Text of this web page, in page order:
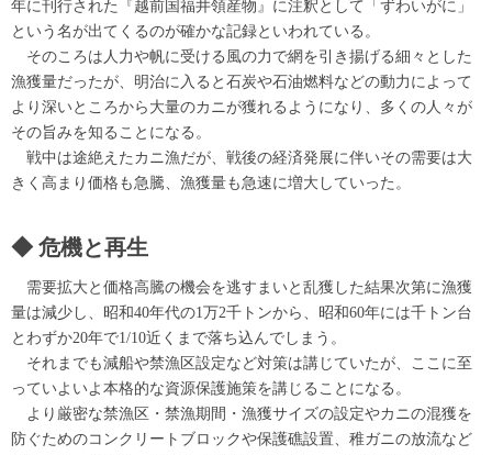
年に刊行された『越前国福井領産物』に注釈として「ずわいがに」
という名が出てくるのが確かな記録といわれている。
そのころは人力や帆に受ける風の力で網を引き揚げる細々とした
漁獲量だったが、明治に入ると石炭や石油燃料などの動力によって
より深いところから大量のカニが獲れるようになり、多くの人々が
その旨みを知ることになる。
戦中は途絶えたカニ漁だが、戦後の経済発展に伴いその需要は大
きく高まり価格も急騰、漁獲量も急速に増大していった。
危機と再生
需要拡大と価格高騰の機会を逃すまいと乱獲した結果次第に漁獲
量は減少し、昭和40年代の1万2千トンから、昭和60年には千トン台
とわずか20年で1/10近くまで落ち込んでしまう。
それまでも減船や禁漁区設定など対策は講じていたが、ここに至
っていよいよ本格的な資源保護施策を講じることになる。
より厳密な禁漁区・禁漁期間・漁獲サイズの設定やカニの混獲を
防ぐためのコンクリートブロックや保護礁設置、稚ガニの放流など